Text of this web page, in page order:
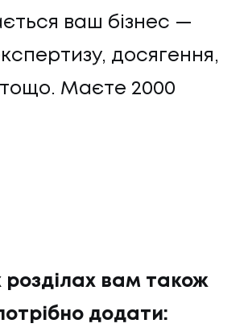
ваш бізнес —
досягення,
Маєте 2000
розділах вам також
додати: